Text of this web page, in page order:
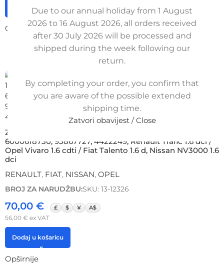
Due to our annual holiday from 1 August
2026 to 16 August 2026, all orders received
after 30 July 2026 will be processed and
shipped during the week following our
return.
By completing your order, you confirm that
you are aware of the possible extended
shipping time.
Zatvori obavijest / Close
Dodaj u košaricu
Opširnije
Zamjensko crijevo turbine 144606126R, 144606126,
6000618730, 93867727, 4422249, Renault Trafic 1.6 dci /
Opel Vivaro 1.6 cdti / Fiat Talento 1.6 d, Nissan NV3000 1.6
dci
RENAULT, FIAT, NISSAN, OPEL
BROJ ZA NARUDŽBU:SKU: 13-12326
70,00 € £ $ ¥ A$
56,00 € ex VAT
Dodaj u košaricu
Opširnije